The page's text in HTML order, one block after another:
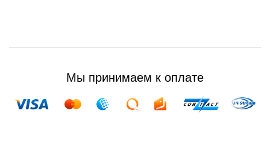
Мы принимаем к оплате